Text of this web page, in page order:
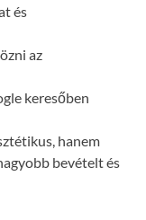
és
az
keresőben
hanem
bevételt és